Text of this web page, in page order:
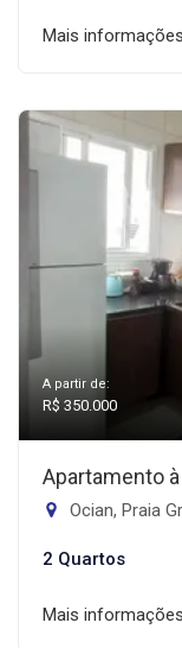
Mais informações
A partir de:
R$ 350.000
Apartamento
Ocian, Praia
2 Quartos
Mais informações